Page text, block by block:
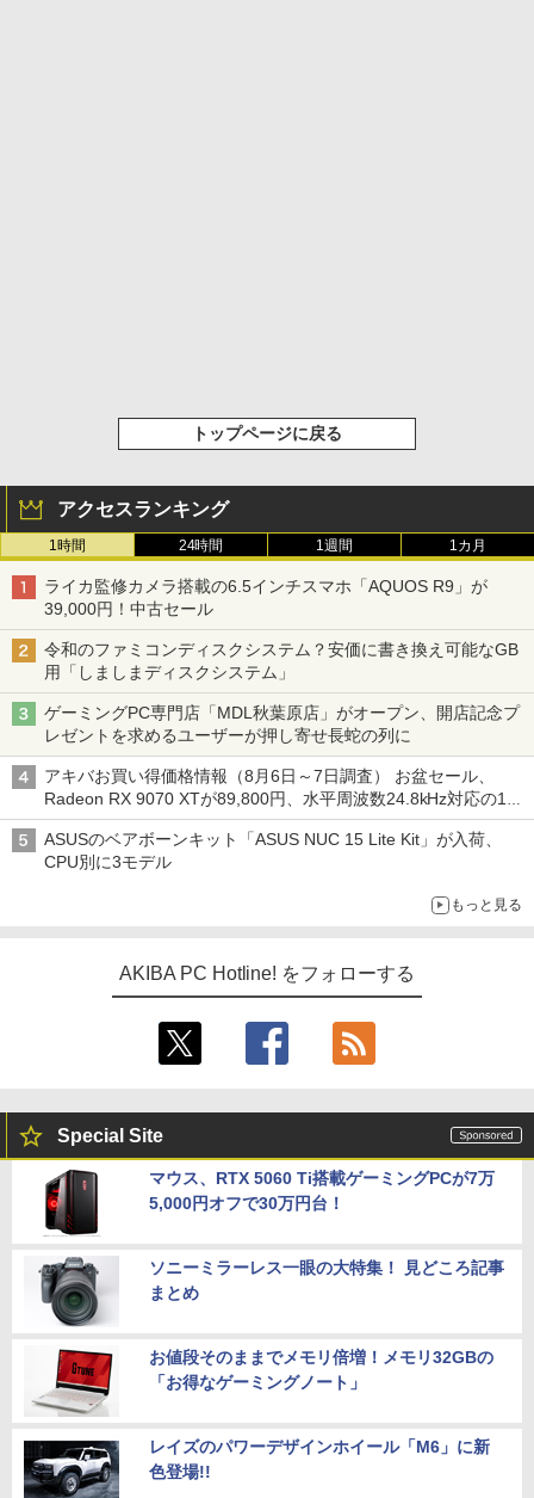
トップページに戻る
アクセスランキング
1時間 24時間 1週間 1カ月
ライカ監修カメラ搭載の6.5インチスマホ「AQUOS R9」が
39,000円！中古セール
令和のファミコンディスクシステム？安価に書き換え可能なGB
用「しましまディスクシステム」
ゲーミングPC専門店「MDL秋葉原店」がオープン、開店記念プ
レゼントを求めるユーザーが押し寄せ長蛇の列に
アキバお買い得価格情報（8月6日～7日調査） お盆セール、
Radeon RX 9070 XTが89,800円、水平周波数24.8kHz対応の17
型モニターが9,801円、暑さ指数連動セール ほか
ASUSのベアボーンキット「ASUS NUC 15 Lite Kit」が入荷、
CPU別に3モデル
もっと見る
AKIBA PC Hotline! をフォローする
Special Site
マウス、RTX 5060 Ti搭載ゲーミングPCが7万
5,000円オフで30万円台！
ソニーミラーレス一眼の大特集！ 見どころ記事
まとめ
お値段そのままでメモリ倍増！メモリ32GBの
「お得なゲーミングノート」
レイズのパワーデザインホイール「M6」に新
色登場!!